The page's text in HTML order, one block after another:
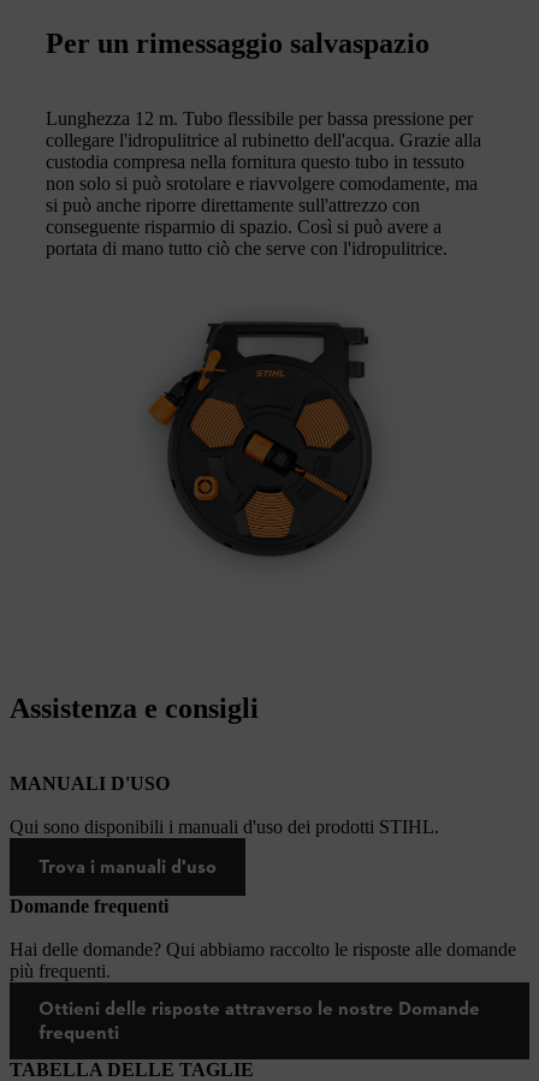
Per un rimessaggio salvaspazio
Lunghezza 12 m. Tubo flessibile per bassa pressione per
collegare l'idropulitrice al rubinetto dell'acqua. Grazie alla
custodia compresa nella fornitura questo tubo in tessuto
non solo si può srotolare e riavvolgere comodamente, ma
si può anche riporre direttamente sull'attrezzo con
conseguente risparmio di spazio. Così si può avere a
portata di mano tutto ciò che serve con l'idropulitrice.
Assistenza e consigli
MANUALI D'USO
Qui sono disponibili i manuali d'uso dei prodotti STIHL.
Trova i manuali d'uso
Domande frequenti
Hai delle domande? Qui abbiamo raccolto le risposte alle domande
più frequenti.
Ottieni delle risposte attraverso le nostre Domande
frequenti
TABELLA DELLE TAGLIE